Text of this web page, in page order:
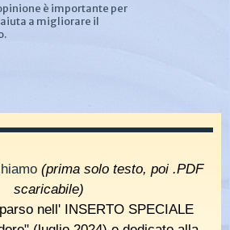
è importante per
aiuta a migliorare il
(prima solo testo, poi .PDF
scaricabile)
nell' INSERTO SPECIALE